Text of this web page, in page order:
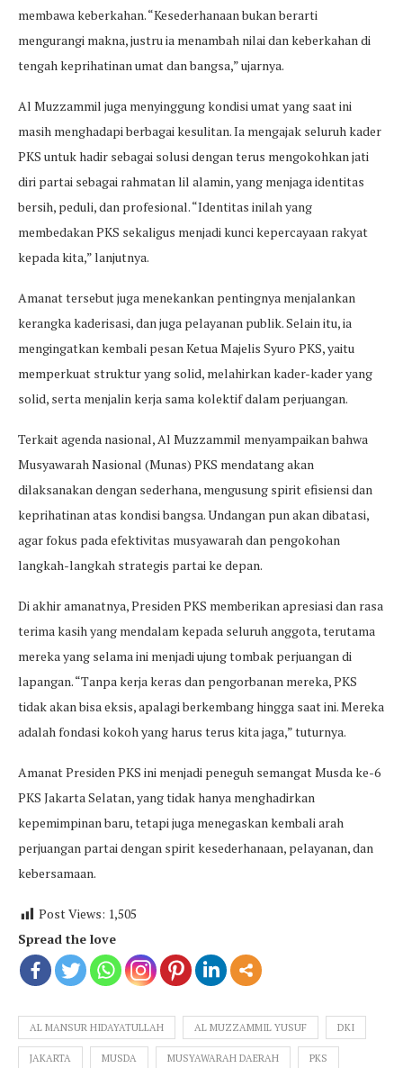
membawa keberkahan. “Kesederhanaan bukan berarti
mengurangi makna, justru ia menambah nilai dan keberkahan di
tengah keprihatinan umat dan bangsa,” ujarnya.
Al Muzzammil juga menyinggung kondisi umat yang saat ini
masih menghadapi berbagai kesulitan. Ia mengajak seluruh kader
PKS untuk hadir sebagai solusi dengan terus mengokohkan jati
diri partai sebagai rahmatan lil alamin, yang menjaga identitas
bersih, peduli, dan profesional. “Identitas inilah yang
membedakan PKS sekaligus menjadi kunci kepercayaan rakyat
kepada kita,” lanjutnya.
Amanat tersebut juga menekankan pentingnya menjalankan
kerangka kaderisasi, dan juga pelayanan publik. Selain itu, ia
mengingatkan kembali pesan Ketua Majelis Syuro PKS, yaitu
memperkuat struktur yang solid, melahirkan kader-kader yang
solid, serta menjalin kerja sama kolektif dalam perjuangan.
Terkait agenda nasional, Al Muzzammil menyampaikan bahwa
Musyawarah Nasional (Munas) PKS mendatang akan
dilaksanakan dengan sederhana, mengusung spirit efisiensi dan
keprihatinan atas kondisi bangsa. Undangan pun akan dibatasi,
agar fokus pada efektivitas musyawarah dan pengokohan
langkah-langkah strategis partai ke depan.
Di akhir amanatnya, Presiden PKS memberikan apresiasi dan rasa
terima kasih yang mendalam kepada seluruh anggota, terutama
mereka yang selama ini menjadi ujung tombak perjuangan di
lapangan. “Tanpa kerja keras dan pengorbanan mereka, PKS
tidak akan bisa eksis, apalagi berkembang hingga saat ini. Mereka
adalah fondasi kokoh yang harus terus kita jaga,” tuturnya.
Amanat Presiden PKS ini menjadi peneguh semangat Musda ke-6
PKS Jakarta Selatan, yang tidak hanya menghadirkan
kepemimpinan baru, tetapi juga menegaskan kembali arah
perjuangan partai dengan spirit kesederhanaan, pelayanan, dan
kebersamaan.
Post Views: 1,505
Spread the love
AL MANSUR HIDAYATULLAH AL MUZZAMMIL YUSUF DKI
JAKARTA MUSDA MUSYAWARAH DAERAH PKS